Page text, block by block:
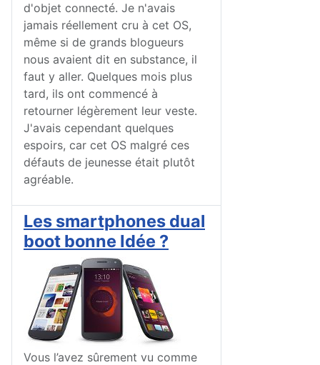
d'objet connecté. Je n'avais
jamais réellement cru à cet OS,
même si de grands blogueurs
nous avaient dit en substance, il
faut y aller. Quelques mois plus
tard, ils ont commencé à
retourner légèrement leur veste.
J'avais cependant quelques
espoirs, car cet OS malgré ces
défauts de jeunesse était plutôt
agréable.
Les smartphones dual
boot bonne Idée ?
Vous l’avez sûrement vu comme